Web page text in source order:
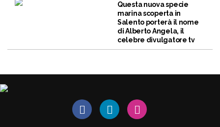
Questa nuova specie
marina scoperta in
Salento porterà il nome
di Alberto Angela, il
celebre divulgatore tv